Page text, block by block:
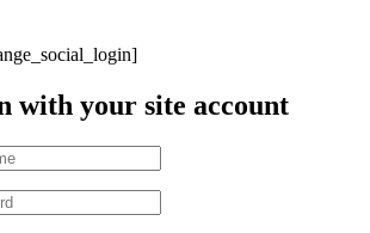
with your site account